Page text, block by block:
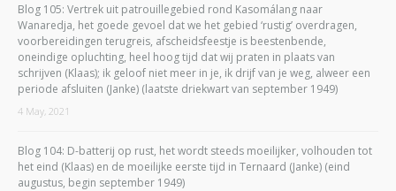
Blog 105: Vertrek uit patrouillegebied rond Kasomálang naar
Wanaredja, het goede gevoel dat we het gebied ‘rustig’ overdragen,
voorbereidingen terugreis, afscheidsfeestje is beestenbende,
oneindige opluchting, heel hoog tijd dat wij praten in plaats van
schrijven (Klaas); ik geloof niet meer in je, ik drijf van je weg, alweer een
periode afsluiten (Janke) (laatste driekwart van september 1949)
4 May, 2021
Blog 104: D-batterij op rust, het wordt steeds moeilijker, volhouden tot
het eind (Klaas) en de moeilijke eerste tijd in Ternaard (Janke) (eind
augustus, begin september 1949)